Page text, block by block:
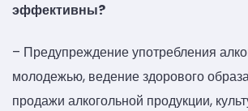
эффективны?
– Предупреждение употребления
молодежью, ведение здорового
продажи алкогольной продукции,